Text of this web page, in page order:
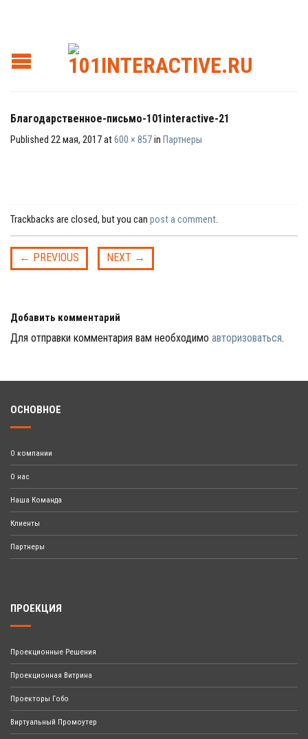
Благодарственное-письмо-101interactive-21
Published 22 мая, 2017at600 × 857in Партнеры
Trackbacks are closed, but you can post a comment.
← PREVIOUS NEXT →
Добавить комментарий
Для отправки комментария вам необходимо авторизоваться.
ОСНОВНОЕ
О компании
О нас
Наша Команда
Клиенты
Партнеры
ПРОЕКЦИЯ
Проекционные Решения
Проекционная Витрина
Проекторы Гобо
Виртуальный Промоутер